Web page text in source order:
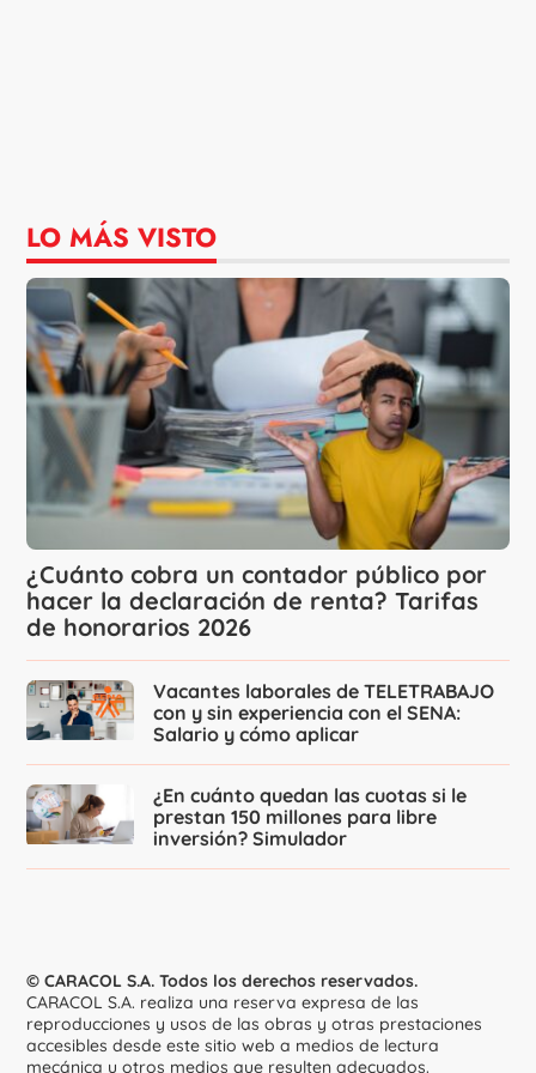
LO MÁS VISTO
¿Cuánto cobra un contador público por
hacer la declaración de renta? Tarifas
de honorarios 2026
Vacantes laborales de TELETRABAJO
con y sin experiencia con el SENA:
Salario y cómo aplicar
¿En cuánto quedan las cuotas si le
prestan 150 millones para libre
inversión? Simulador
© CARACOL S.A. Todos los derechos reservados.
CARACOL S.A. realiza una reserva expresa de las
reproducciones y usos de las obras y otras prestaciones
accesibles desde este sitio web a medios de lectura
mecánica u otros medios que resulten adecuados.